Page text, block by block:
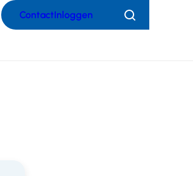
ContactInloggen Zoeken